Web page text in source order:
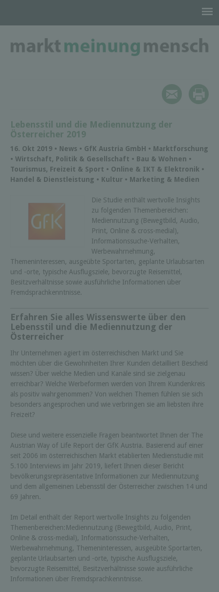
Lebensstil und die Mediennutzung der
Österreicher 2019
16. Okt 2019 • News • GfK Austria GmbH • Marktforschung
• Wirtschaft, Politik & Gesellschaft • Bau & Wohnen •
Tourismus, Freizeit & Sport • Online & IKT & Elektronik •
Handel & Dienstleistung • Kultur • Marketing & Medien
Die Studie enthält wertvolle Insights
zu folgenden Themenbereichen:
Mediennutzung (Bewegtbild, Audio,
Print, Online & cross-medial),
Informationssuche-Verhalten,
Werbewahrnehmung,
Themeninteressen, ausgeübte Sportarten, geplante Urlaubsarten
und -orte, typische Ausflugsziele, bevorzugte Reisemittel,
Besitzverhältnisse sowie ausführliche Informationen über
Fremdsprachkenntnisse.
Erfahren Sie alles Wissenswerte über den
Lebensstil und die Mediennutzung der
Österreicher
Ihr Unternehmen agiert im österreichischen Markt und Sie
möchten über die Gewohnheiten Ihrer Kunden detailliert Bescheid
wissen? Über welche Medien und Kanäle sind sie zielgenau
erreichbar? Welche Werbeformen werden von Ihrem Kundenkreis
als positiv wahrgenommen? Von welchen Themen fühlen sie sich
besonders angesprochen und wie verbringen sie am liebsten ihre
Freizeit?
Diese und weitere essenzielle Fragen beantwortet Ihnen der The
Austrian Way of Life Report der GfK Austria. Basierend auf einer
seit 2006 im österreichischen Markt etablierten Medienstudie mit
5.100 Interviews im Jahr 2019, liefert Ihnen dieser Bericht
bevölkerungsrepräsentative Informationen zur Mediennutzung
und dem allgemeinen Lebensstil der Österreicher zwischen 14 und
69 Jahren.
Im Detail enthält der Report wertvolle Insights zu folgenden
Themenbereichen:Mediennutzung (Bewegtbild, Audio, Print,
Online & cross-medial), Informationssuche-Verhalten,
Werbewahrnehmung, Themeninteressen, ausgeübte Sportarten,
geplante Urlaubsarten und -orte, typische Ausflugsziele,
bevorzugte Reisemittel, Besitzverhältnisse sowie ausführliche
Informationen über Fremdsprachkenntnisse.